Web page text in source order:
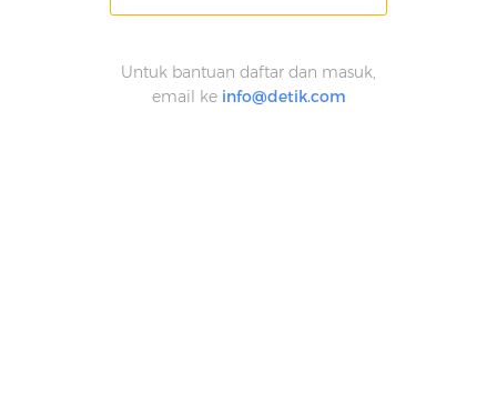
Untuk bantuan daftar dan masuk,
email ke info@detik.com